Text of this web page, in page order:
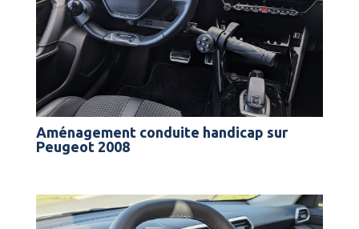
Aménagement conduite handicap sur
Peugeot 2008